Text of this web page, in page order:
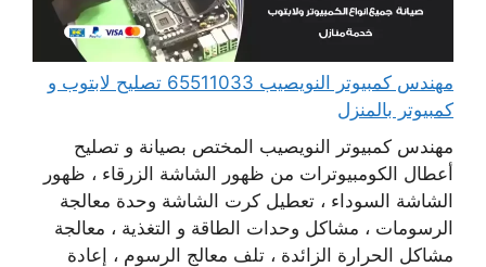
مهندس كمبيوتر النويصيب 65511033 تصليح لابتوب و
كمبيوتر بالمنزل
مهندس كمبيوتر النويصيب المختص بصيانة و تصليح
أعطال الكومبيوترات من ظهور الشاشة الزرقاء ، ظهور
الشاشة السوداء ، تعطيل كرت الشاشة وحدة معالجة
الرسومات ، مشاكل وحدات الطاقة و التغذية ، معالجة
مشاكل الحرارة الزائدة ، تلف معالج الرسوم ، إعادة